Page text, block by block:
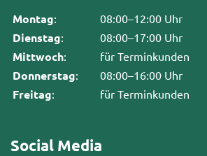
Montag: 08:00–12:00 Uhr
Dienstag: 08:00–17:00 Uhr
Mittwoch: für Terminkunden
Donnerstag: 08:00–16:00 Uhr
Freitag: für Terminkunden
Social Media